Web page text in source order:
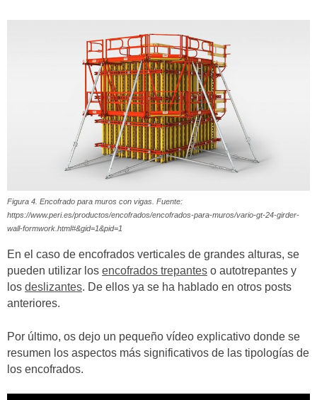
Figura 4. Encofrado para muros con vigas. Fuente:
https://www.peri.es/productos/encofrados/encofrados-para-muros/vario-gt-24-girder-
wall-formwork.html#&gid=1&pid=1
En el caso de encofrados verticales de grandes alturas, se
pueden utilizar los encofrados trepantes o autotrepantes y
los deslizantes. De ellos ya se ha hablado en otros posts
anteriores.
Por último, os dejo un pequeño vídeo explicativo donde se
resumen los aspectos más significativos de las tipologías de
los encofrados.